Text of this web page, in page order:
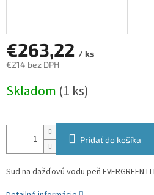
€263,22 / ks
€214 bez DPH
cena:
Skladom (1 ks)
Pridať do košíka
Sud na dažďovú vodu peň EVERGREEN